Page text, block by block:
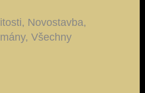
Novostavba,
Všechny